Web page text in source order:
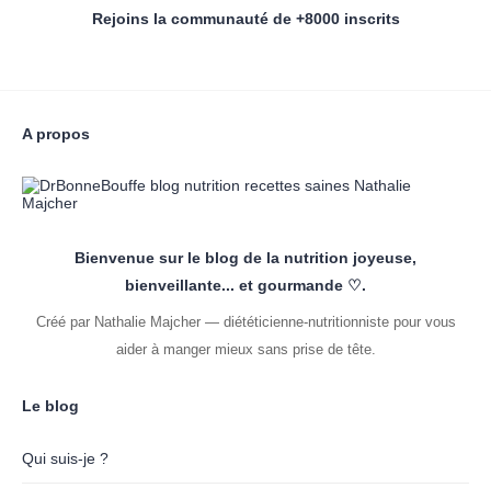
Rejoins la communauté de +8000 inscrits
A propos
Bienvenue sur le blog de la nutrition joyeuse,
bienveillante... et gourmande ♡.
Créé par Nathalie Majcher — diététicienne-nutritionniste pour vous
aider à manger mieux sans prise de tête.
Le blog
Qui suis-je ?